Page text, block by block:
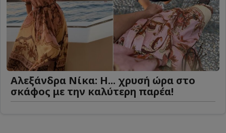
Αλεξάνδρα Νίκα: Η... χρυσή ώρα στο
σκάφος με την καλύτερη παρέα!